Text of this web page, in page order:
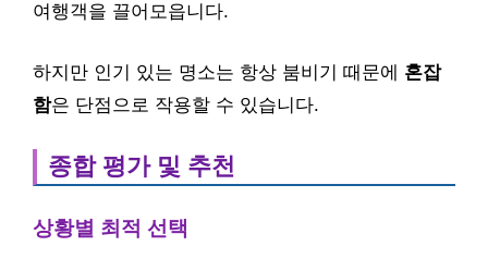
여행객을 끌어모읍니다.
하지만 인기 있는 명소는 항상 붐비기 때문에 혼잡
함은 단점으로 작용할 수 있습니다.
종합 평가 및 추천
상황별 최적 선택